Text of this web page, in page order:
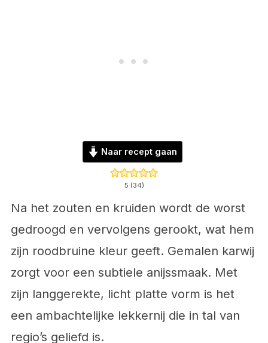
Naar recept gaan
5 (34)
Na het zouten en kruiden wordt de worst
gedroogd en vervolgens gerookt, wat hem
zijn roodbruine kleur geeft. Gemalen karwij
zorgt voor een subtiele anijssmaak. Met
zijn langgerekte, licht platte vorm is het
een ambachtelijke lekkernij die in tal van
regio’s geliefd is.